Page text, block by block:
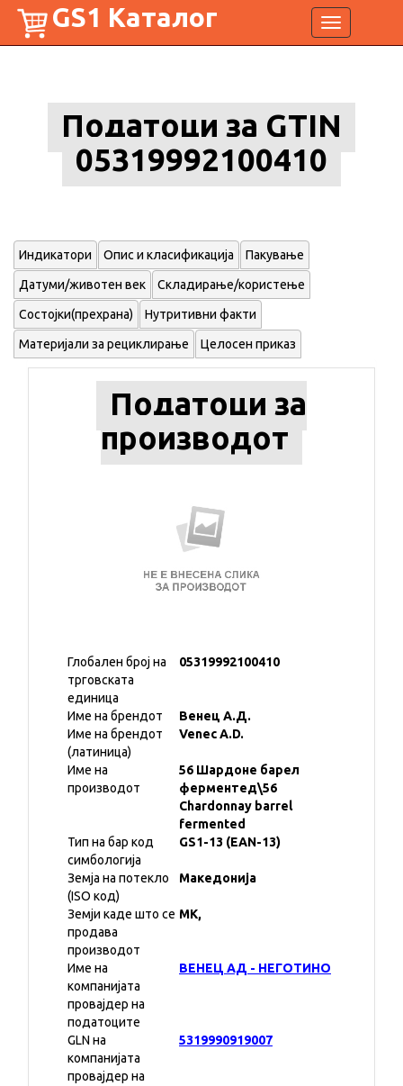
Toggle
navigation
GS1 Каталог
Податоци за GTIN
05319992100410
Индикатори Опис и класификација Пакување
Датуми/животен век Складирање/користење
Состојки(прехрана) Нутритивни факти
Материјали за рециклирање Целосен приказ
Податоци за
производот
Глобален број на
трговската
единица
05319992100410
Име на брендот
Венец А.Д.
Име на брендот
(латиница)
Venec A.D.
Име на
производот
56 Шардоне барел
ферментед\56
Chardonnay barrel
fermented
Тип на бар код
симбологија
GS1-13 (EAN-13)
Земја на потекло
(ISO код)
Македонија
Земји каде што се
продава
производот
MK,
Име на
компанијата
провајдер на
податоците
ВЕНЕЦ АД - НЕГОТИНО
GLN на
компанијата
провајдер на
5319990919007